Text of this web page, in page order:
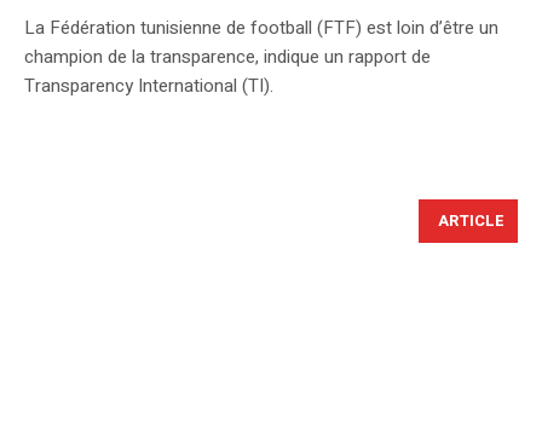
La Fédération tunisienne de football (FTF) est loin d’être un
champion de la transparence, indique un rapport de
Transparency International (TI).
ARTICLE